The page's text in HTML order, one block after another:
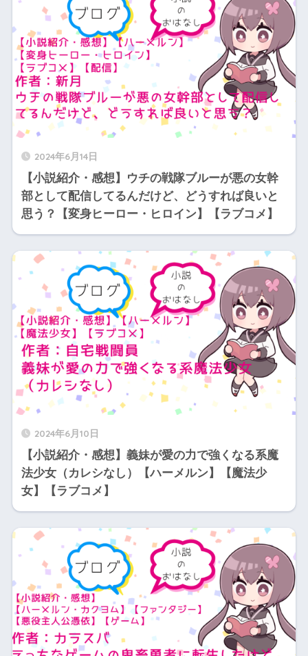
2024年6月14日
【小説紹介・感想】ウチの戦隊ブルーが悪の女幹
部として配信してるんだけど、どうすれば良いと
思う？【変身ヒーロー・ヒロイン】【ラブコメ】
2024年6月10日
【小説紹介・感想】義妹が愛の力で強くなる系魔
法少女（カレシなし）【ハーメルン】【魔法少
女】【ラブコメ】